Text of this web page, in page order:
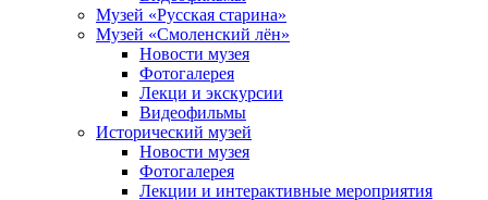
Музей «Русская старина»
Музей «Смоленский лён»
Новости музея
Фотогалерея
Лекци и экскурсии
Видеофильмы
Исторический музей
Новости музея
Фотогалерея
Лекции и интерактивные мероприятия